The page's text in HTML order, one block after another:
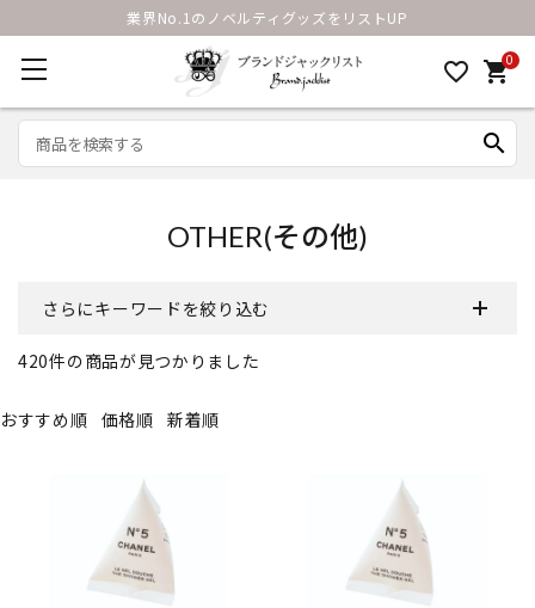
業界No.1のノベルティグッズをリストUP
favorite_border 0
shopping_cart
search
OTHER(その他)
さらにキーワードを絞り込む
420件の商品が見つかりました
おすすめ順 価格順 新着順